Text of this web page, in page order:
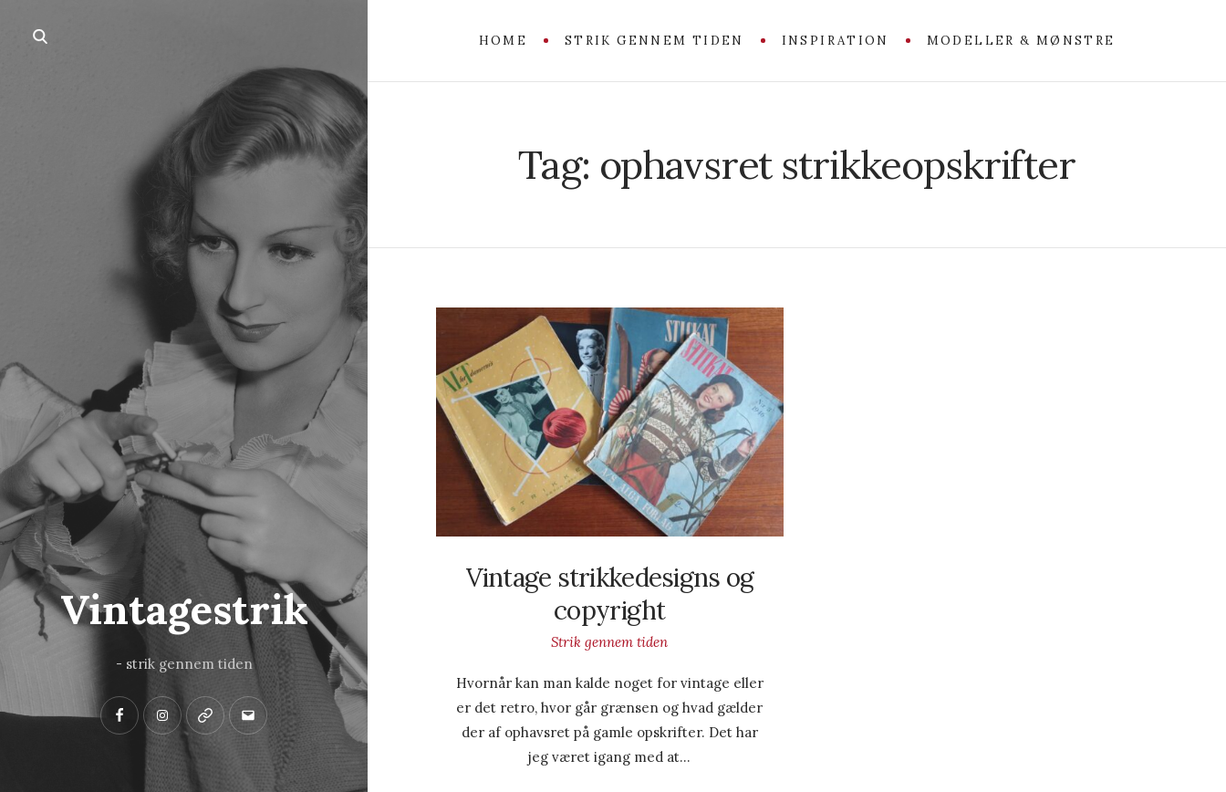
Vintagestrik
- strik gennem tiden
FacebookInstagramPinterest
Mail
HOME STRIK GENNEM TIDEN INSPIRATION MODELLER & MØNSTRE
Tag: ophavsret strikkeopskrifter
Vintage strikkedesigns og
copyright
Strik gennem tiden
Hvornår kan man kalde noget for vintage eller
er det retro, hvor går grænsen og hvad gælder
der af ophavsret på gamle opskrifter. Det har
jeg været igang med at…